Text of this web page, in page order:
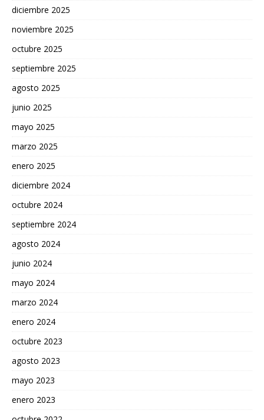
diciembre 2025
noviembre 2025
octubre 2025
septiembre 2025
agosto 2025
junio 2025
mayo 2025
marzo 2025
enero 2025
diciembre 2024
octubre 2024
septiembre 2024
agosto 2024
junio 2024
mayo 2024
marzo 2024
enero 2024
octubre 2023
agosto 2023
mayo 2023
enero 2023